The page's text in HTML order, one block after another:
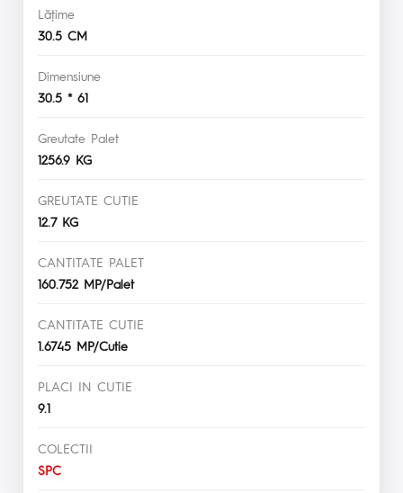
Lăţime
30.5 CM
Dimensiune
30.5 * 61
Greutate Palet
1256.9 KG
GREUTATE CUTIE
12.7 KG
CANTITATE PALET
160.752 MP/Palet
CANTITATE CUTIE
1.6745 MP/Cutie
PLACI IN CUTIE
9.1
COLECTII
SPC